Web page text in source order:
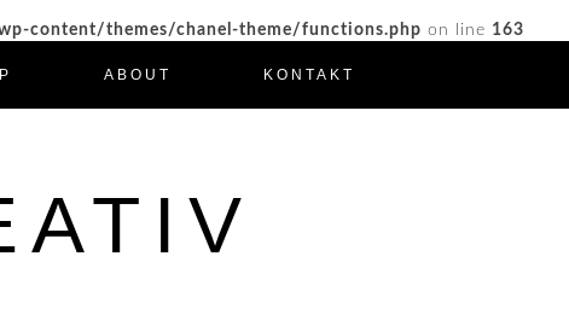
content/themes/chanel-theme/functions.php on line 163
ABOUT KONTAKT